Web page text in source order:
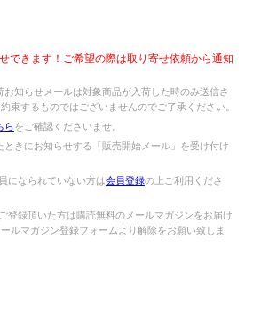
できます！ご希望の際は取り寄せ依頼から通知
知らせメールは対象商品が入荷した時のみ送信さ
束するものではございませんのでご了承ください。
らをご確認くださいませ。
きにお知らせする「販売開始メール」を受け付け
になられていない方は会員登録の上ご利用くださ
登録頂いた方は購読無料のメールマガジンをお届け
ルマガジン登録フォームより解除をお願い致しま